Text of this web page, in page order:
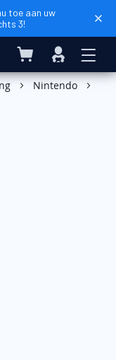
toe aan uw
3!
Search Winkelwagen
Inloggen
In Winkelwagen
Nintendo